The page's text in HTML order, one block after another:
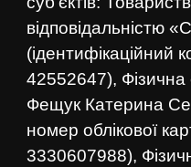
(ідентифікаційний
42552647), Фізична
Фещук Катерина
номер облікової
3330607988),